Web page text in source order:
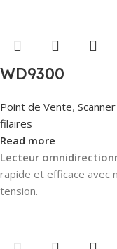
WD9300
Point de Vente,
filaires
Read more
Lecteur
rapide et efficace avec
tension.